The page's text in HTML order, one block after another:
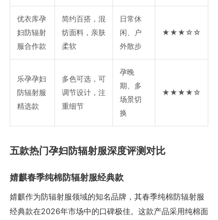
优衣库孕
妇防辐射
服合作款
简约百搭，混
纺面料，亲肤
柔软
日常休
闲、户
外散步
★★★☆☆
乐孕孕妇
防辐射服
精选款
多色可选，可
调节设计，注
重细节
孕晚
期、多
场景切
换
★★★★☆
五款热门孕妇防辐射服深度评测对比
婧麒春季纯棉防辐射服经典款
婧麒作为防辐射服领域的知名品牌，其春季纯棉防辐射服
经典款在2026年市场中的口碑极佳。这款产品采用纯棉面